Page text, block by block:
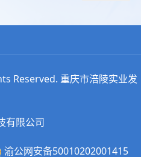
Reserved. 重庆市涪陵实业发
有限公司
渝公网安备50010202001415